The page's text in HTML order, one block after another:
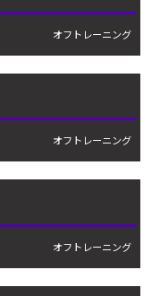
オフトレーニング
オフトレーニング
オフトレーニング